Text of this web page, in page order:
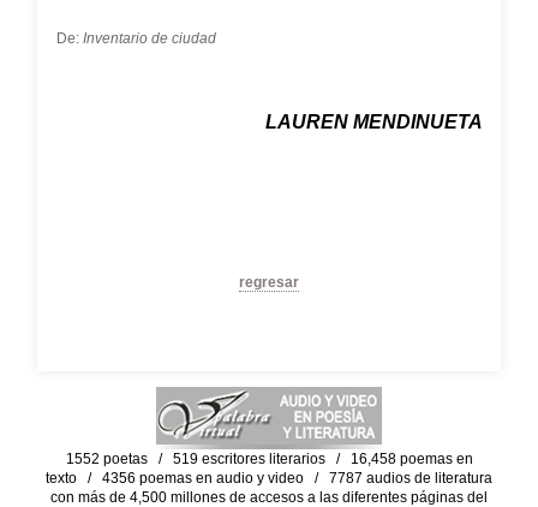
De: Inventario de ciudad
LAUREN MENDINUETA
regresar
1552 poetas / 519 escritores literarios / 16,458 poemas en
texto / 4356 poemas en audio y video / 7787 audios de literatura
con más de 4,500 millones de accesos a las diferentes páginas del